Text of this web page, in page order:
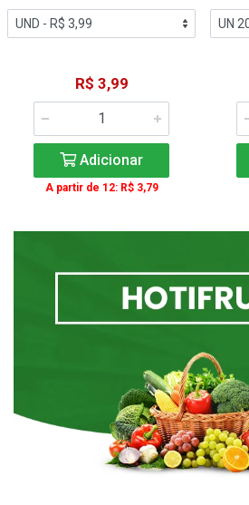
R$ 3,99
Adicionar
A partir de 12: R$ 3,79